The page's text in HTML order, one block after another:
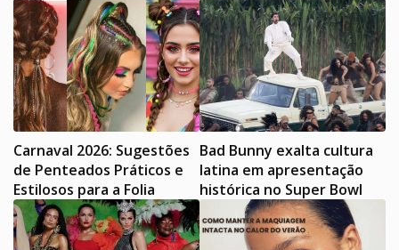
Carnaval 2026: Sugestões
de Penteados Práticos e
Estilosos para a Folia
Bad Bunny exalta cultura
latina em apresentação
histórica no Super Bowl